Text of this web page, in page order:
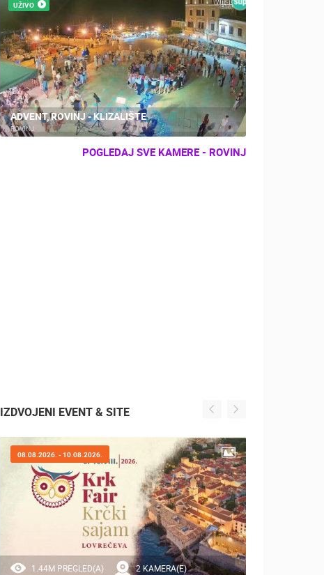
UŽIVO
ADVENT, ROVINJ - KLIZALIŠTE
ROVINJ
POGLEDAJ SVE KAMERE - ROVINJ
IZDVOJENI EVENT & SITE
1.44M PREGLED(A) 2 KAMERA(E)
08.08.2026. - 10.08.2026.